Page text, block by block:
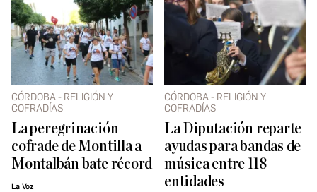
CÓRDOBA - RELIGIÓN Y
COFRADÍAS
La peregrinación
cofrade de Montilla a
Montalbán bate récord
La Voz
CÓRDOBA - RELIGIÓN Y
COFRADÍAS
La Diputación reparte
ayudas para bandas de
música entre 118
entidades